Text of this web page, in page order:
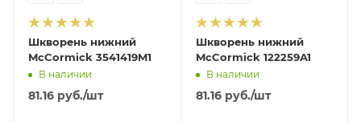
Шкворень нижний
McCormick 3541419M1
В наличии
81.16 руб./шт
Шкворень нижний
McCormick 122259A1
В наличии
81.16руб./шт